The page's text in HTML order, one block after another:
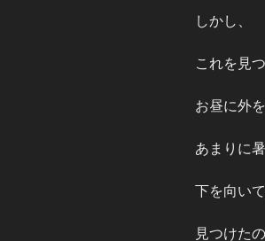
しかし、
これを見
お昼に外
あまりに
下を向い
見つけた